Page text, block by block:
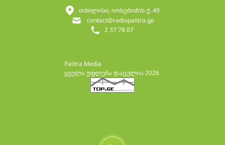
Palitra Media
ყველა უფლება დაცულია 2026.
2 37 78 07
contact@radiopalitra.ge
თბილისი, იოსებიძის ქ. 49